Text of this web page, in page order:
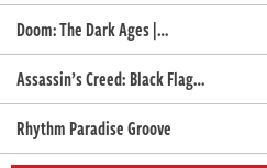
Doom: The Dark Ages |…
Assassin’s Creed: Black Flag…
Rhythm Paradise Groove